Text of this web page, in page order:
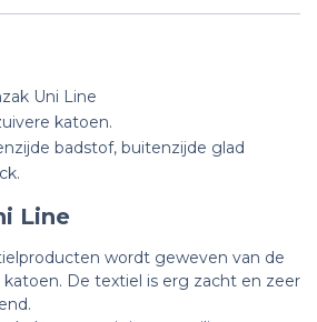
Uni Line
katoen.
badstof, buitenzijde glad
Line
wordt geweven van de
De textiel is erg zacht en zeer